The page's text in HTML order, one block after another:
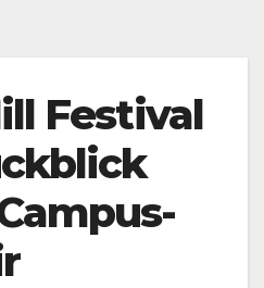
Festival